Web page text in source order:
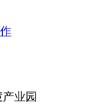
业园